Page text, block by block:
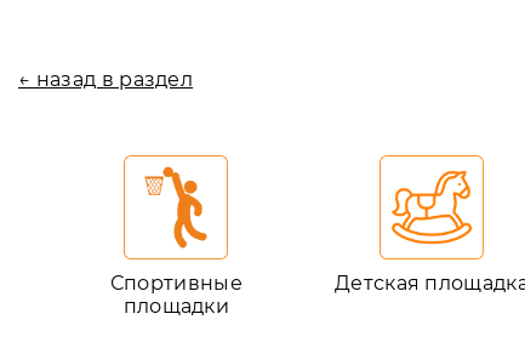
← назад в раздел
Спортивные
площадки
Детская